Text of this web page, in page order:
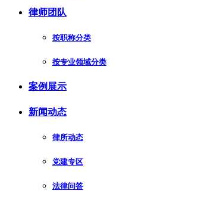
律师团队
按职称分类
按专业领域分类
案例展示
新闻动态
律所动态
党建专区
法律问答